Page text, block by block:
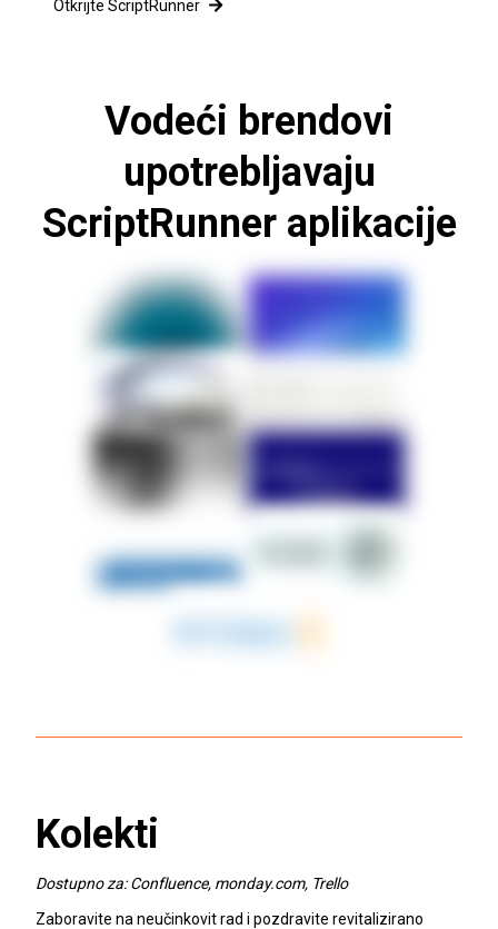
Otkrijte ScriptRunner
Vodeći brendovi
upotrebljavaju
ScriptRunner aplikacije
Kolekti
Dostupno za: Confluence, monday.com, Trello
Zaboravite na neučinkovit rad i pozdravite revitalizirano